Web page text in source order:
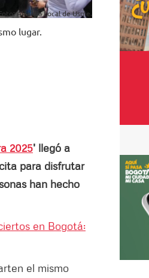
Alcaldía Local de Usme.
lugar.
2025' llegó a
para disfrutar
han hecho
en Bogotá:
el mismo